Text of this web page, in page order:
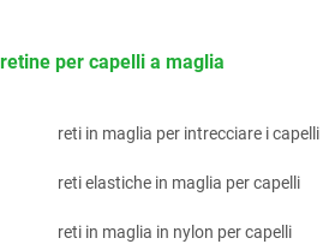
retine per capelli a maglia
reti in maglia per intrecciare i capelli
reti elastiche in maglia per capelli
reti in maglia in nylon per capelli